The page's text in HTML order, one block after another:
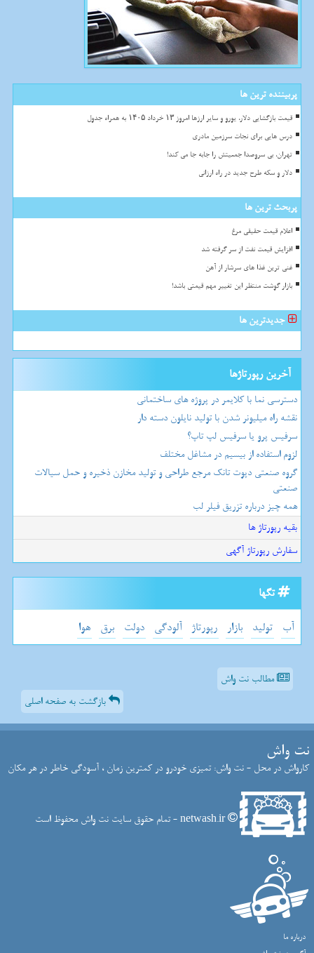
پربیننده ترین ها
قیمت بازگشایی دلار، یورو و سایر ارزها امروز ۱۳ خرداد ۱۴۰۵ به همراه جدول
درس هایی برای نجات سرزمین مادری
تهران، بی سروصدا جمعیتش را جابه جا می کند!
دلار و سکه طرح جدید در راه ارزانی
پربحث ترین ها
اعلام قیمت حقیقی مرغ
افزایش قیمت نفت از سر گرفته شد
غنی ترین غذا های سرشار از آهن
بازار گوشت منتظر این تغییر مهم قیمتی باشد!
جدیدترین ها
آخرین رپورتاژها
دسترسی نما با کلایمر در پروژه های ساختمانی
نقشه راه میلیونر شدن با تولید نایلون دسته دار
سرفیس پرو یا سرفیس لپ تاپ؟
لزوم استفاده از بیسیم در مشاغل مختلف
گروه صنعتی دپوت تانک مرجع طراحی و تولید مخازن ذخیره و حمل سیالات
صنعتی
همه چیز درباره تزریق فیلر لب
بقیه رپورتاژ ها
سفارش رپورتاژ آگهی
تگها
آب تولید بازار رپورتاژ آلودگی دولت برق هوا
مطالب نت واش
بازگشت به صفحه اصلی
نت واش
کارواش در محل - نت واش: تمیزی خودرو در کمترین زمان ، آسودگی خاطر در هر مکان
netwash.ir - تمام حقوق سایت نت واش محفوظ است
درباره ما